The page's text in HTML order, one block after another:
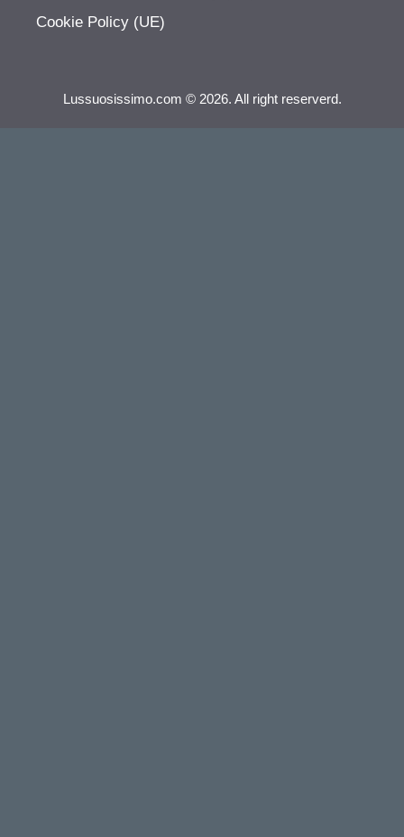
Cookie Policy (UE)
Lussuosissimo.com © 2026. All right reserverd.